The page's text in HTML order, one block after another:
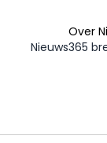
Over
Nieuws365